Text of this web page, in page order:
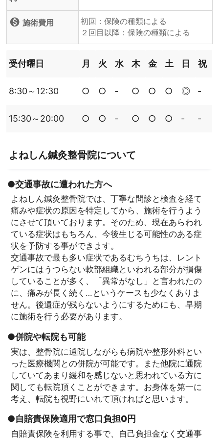
monetization_on 施術費用
初回：保険の種類による
２回目以降：保険の種類による
受付曜日 月 火 水 木 金 土 日 祝
8:30～12:30 ○ ○ ‐ ○ ○ ○ ◎ ‐
15:30～20:00 ○ ○ ‐ ○ ○ ○ ‐ ‐
よねしん鍼灸整骨院について
●交通事故に遭われた方へ
よねしん鍼灸整骨院では、丁寧な問診と検査を経て
痛みや症状の原因を特定してから、施術を行うよう
にさせて頂いております。そのため、現在あらわれ
ている症状はもちろん、今後生じる可能性のある症
状を予防する事ができます。
交通事故で最も多い症状であるむちうちは、レント
ゲンにはうつらない軟部組織といわれる部分が損傷
していることが多く、「異常がなし」と言われたの
に、痛みが長く続く…というケースも少なくありま
せん。後遺症が残らないようにするためにも、早期
に施術を行う必要があります。
●併院や転院も可能
実は、整骨院に通院しながらも病院や整形外科とい
った医療機関との併院が可能です。また他院に通院
していてあまり緩和を感じないと思われている方に
関しても転院頂くことができます。お身体を第一に
考え、転院も視野にいれて頂ければと思います。
●自賠責保険適用で窓口負担0円
自賠責保険を利用する事で、自己負担金なく交通事